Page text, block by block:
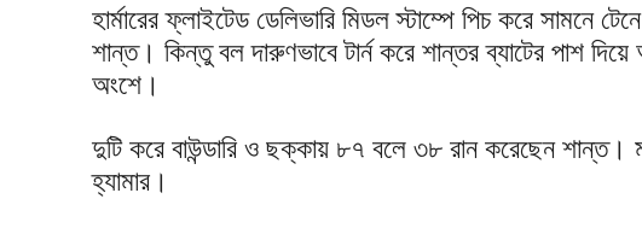
হার্মারের ফ্লাইটেড ডেলিভারি মিডল স্টাম্পে পিচ করে সামনে
শান্ত। কিন্তু বল দারুণভাবে টার্ন করে শান্তর ব্যাটের পাশ
অংশে।
দুটি করে বাউন্ডারি ও ছক্কায় ৮৭ বলে ৩৮ রান করেছেন শান্ত।
হ্যামার।